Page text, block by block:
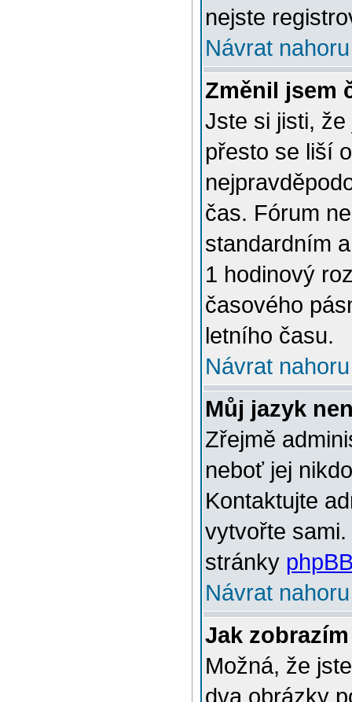
nejste
Návrat nahoru
Změnil jsem
Jste si jisti,
přesto se liší
čas. Fórum
standardním
1 hodinový
časového
letního času.
Návrat nahoru
Můj jazyk
Zřejmě
neboť jej
Kontaktujte
vytvořte
stránky
Návrat nahoru
Jak
Možná, že
dva obrázky